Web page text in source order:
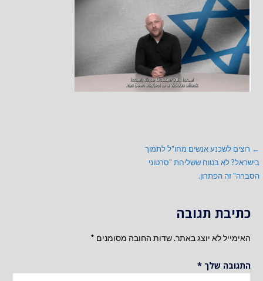
ניווט
← רוצים לשכנע אנשים מחו"ל לתמוך
בישראל? לא בטוח ששליחת "סרטוני
הסברה" זה הפתרון.
כתיבת תגובה
האימייל לא יוצג באתר.שדות החובה מסומנים *
התגובה שלך *